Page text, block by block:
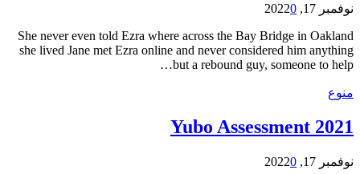
نوفمبر 17, 2022
0
She never even told Ezra where across the Bay Bridge in Oakland
she lived Jane met Ezra online and never considered him anything
but a rebound guy, someone to help…
منوع
Yubo Assessment 2021
نوفمبر 17, 2022
0